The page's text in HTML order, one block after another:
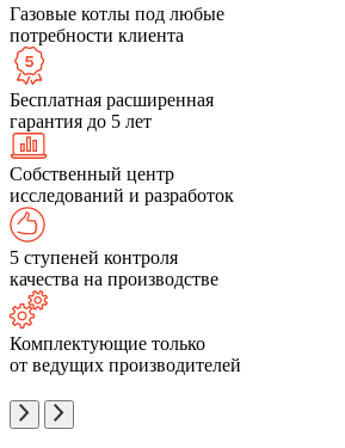
Газовые котлы под любые
потребности клиента
Бесплатная расширенная
гарантия до 5 лет
Собственный центр
исследований и разработок
5 ступеней контроля
качества на производстве
Комплектующие только
от ведущих производителей